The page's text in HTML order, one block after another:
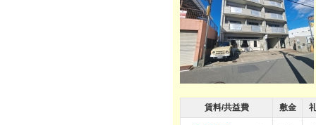
賃料/共益費 敷金